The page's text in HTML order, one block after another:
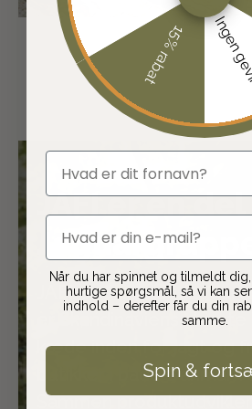
JAFI er en
JAFI er en del af
er Skandinaviens største
kæde inden for jagt og
butikker i både Danmark
Sammen
15% rabat
fornavn
email
Når du har spinnet og tilmeldt
hurtige spørgsmål, så vi kan
indhold – derefter får du din
samme.
Spin &